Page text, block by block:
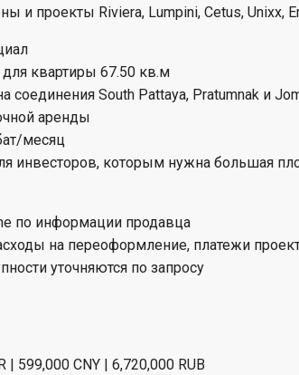
и проекты Riviera, Lumpini, Cetus, Unixx,
для квартиры 67.50 кв.м
соединения South Pattaya, Pratumnak и
аренды
месяц
инвесторов, которым нужна большая
по информации продавца
на переоформление, платежи
уточняются по запросу
| 599,000 CNY | 6,720,000 RUB